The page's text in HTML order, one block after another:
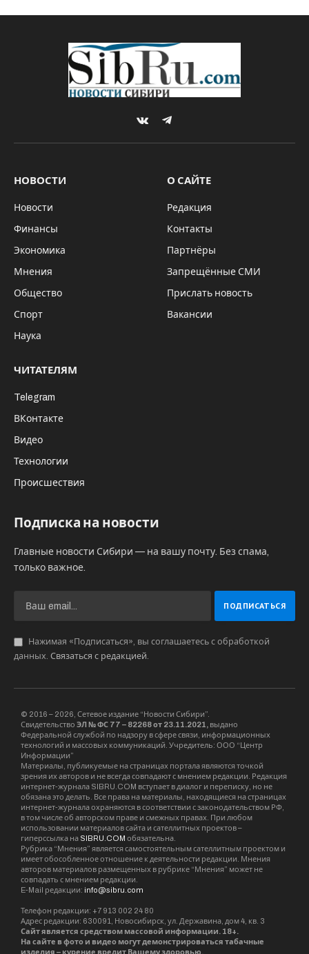
VKontakteTelegram
НОВОСТИ
Новости
Финансы
Экономика
Мнения
Общество
Спорт
Наука
О САЙТЕ
Редакция
Контакты
Партнёры
Запрещённые СМИ
Прислать новость
Вакансии
ЧИТАТЕЛЯМ
Telegram
ВКонтакте
Видео
Технологии
Происшествия
Подписка на новости
Главные новости Сибири — на вашу почту. Без спама,
только важное.
Нажимая «Подписаться», вы соглашаетесь с обработкой
данных. Связаться с редакцией.
© 2016 – 2026, Сетевое издание “Новости Сибири”.
Свидетельство ЭЛ № ФС 77 – 82268 от 23.11.2021, выдано
Федеральной службой по надзору в сфере связи, информационных
технологий и массовых коммуникаций. Учредитель: ООО “Центр
Информации”
Материалы, публикуемые на страницах портала являются точкой
зрения их авторов и не всегда совпадают с мнением редакции. Редакция
интернет-журнала SIBRU.COM вступает в диалог и переписку, но не
обязана это делать. Все права на материалы, находящиеся на страницах
интернет-журнала охраняются в соответствии с законодательством РФ,
в том числе об авторском праве и смежных правах. При любом
использовании материалов сайта и сателлитных проектов –
гиперссылка на SIBRU.COM обязательна.
Рубрика “Мнения” является самостоятельным сателлитным проектом и
имеет обособленное отношение к деятельности редакции. Мнения
авторов материалов размещенных в рубрике “Мнения” может не
совпадать с мнением редакции.
E-Mail редакции: info@sibru.com
Телефон редакции: +7 913 002 24 80
Адрес редакции: 630091, Новосибирск, ул. Державина, дом 4, кв. 3
Сайт является средством массовой информации. 18+.
На сайте в фото и видео могут демонстрироваться табачные
изделия – курение вредит Вашему здоровью.